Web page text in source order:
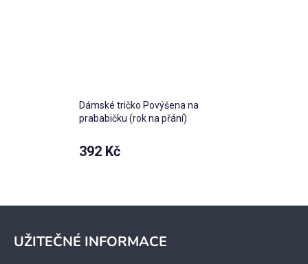
Dámské tričko Povýšena na
prababičku (rok na přání)
392 Kč
UŽITEČNÉ INFORMACE